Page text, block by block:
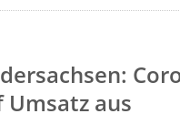
Umsatz aus